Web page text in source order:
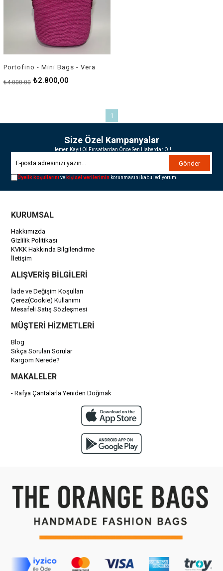
Portofino - Mini Bags - Vera
₺2.800,00
₺4.000,00
1
Size Özel Kampanyalar
Hemen Kayıt Ol Fırsatlardan Önce Sen Haberdar Ol!
Gönder
Üyelik koşullarınıve kişisel verilerimin korunmasını kabul ediyorum.
KURUMSAL
Hakkımızda
Gizlilik Politikası
KVKK Hakkında Bilgilendirme
İletişim
ALIŞVERİŞ BİLGİLERİ
İade ve Değişim Koşulları
Çerez(Cookie) Kullanımı
Mesafeli Satış Sözleşmesi
MÜŞTERİ HİZMETLERİ
Blog
Sıkça Sorulan Sorular
Kargom Nerede?
MAKALELER
- Rafya Çantalarla Yeniden Doğmak